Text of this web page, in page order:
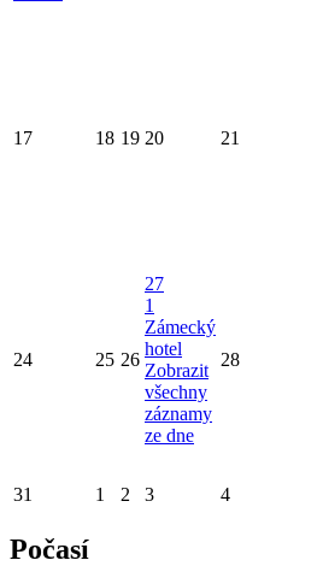
17 18 19 20 21
24 25 26
27
1
Zámecký
hotel
Zobrazit
všechny
záznamy
ze dne
28
31
1 2 3 4
Počasí